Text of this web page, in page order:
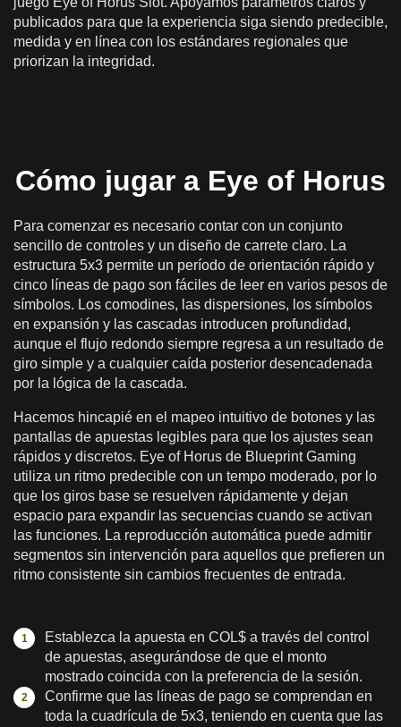
publicados para que la experiencia siga siendo predecible,
medida y en línea con los estándares regionales que
priorizan la integridad.
Cómo jugar a Eye of Horus
Para comenzar es necesario contar con un conjunto
sencillo de controles y un diseño de carrete claro. La
estructura 5x3 permite un período de orientación rápido y
cinco líneas de pago son fáciles de leer en varios pesos de
símbolos. Los comodines, las dispersiones, los símbolos
en expansión y las cascadas introducen profundidad,
aunque el flujo redondo siempre regresa a un resultado de
giro simple y a cualquier caída posterior desencadenada
por la lógica de la cascada.
Hacemos hincapié en el mapeo intuitivo de botones y las
pantallas de apuestas legibles para que los ajustes sean
rápidos y discretos. Eye of Horus de Blueprint Gaming
utiliza un ritmo predecible con un tempo moderado, por lo
que los giros base se resuelven rápidamente y dejan
espacio para expandir las secuencias cuando se activan
las funciones. La reproducción automática puede admitir
segmentos sin intervención para aquellos que prefieren un
ritmo consistente sin cambios frecuentes de entrada.
Establezca la apuesta en COL$ a través del control
de apuestas, asegurándose de que el monto
mostrado coincida con la preferencia de la sesión.
Confirme que las líneas de pago se comprendan en
toda la cuadrícula de 5x3, teniendo en cuenta que las